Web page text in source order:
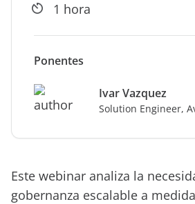
1 hora
Ponentes
Ivar Vazquez
Solution Engineer,
Este webinar analiza la
gobernanza escalable a